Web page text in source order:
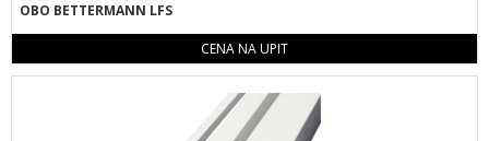
OBO BETTERMANN LFS
CENA NA UPIT